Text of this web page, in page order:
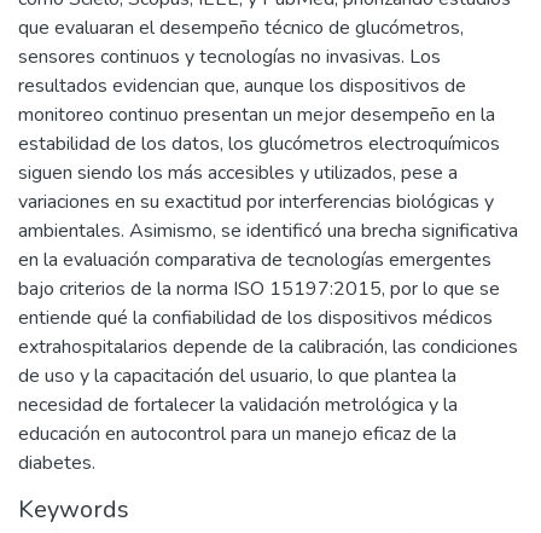
que evaluaran el desempeño técnico de glucómetros,
sensores continuos y tecnologías no invasivas. Los
resultados evidencian que, aunque los dispositivos de
monitoreo continuo presentan un mejor desempeño en la
estabilidad de los datos, los glucómetros electroquímicos
siguen siendo los más accesibles y utilizados, pese a
variaciones en su exactitud por interferencias biológicas y
ambientales. Asimismo, se identificó una brecha significativa
en la evaluación comparativa de tecnologías emergentes
bajo criterios de la norma ISO 15197:2015, por lo que se
entiende qué la confiabilidad de los dispositivos médicos
extrahospitalarios depende de la calibración, las condiciones
de uso y la capacitación del usuario, lo que plantea la
necesidad de fortalecer la validación metrológica y la
educación en autocontrol para un manejo eficaz de la
diabetes.
Keywords